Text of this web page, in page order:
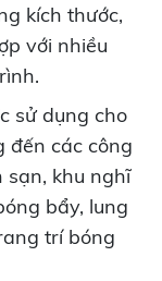
kích thước,
với nhiều
sử dụng cho
đến các công
khu nghĩ
bẩy, lung
trí bóng